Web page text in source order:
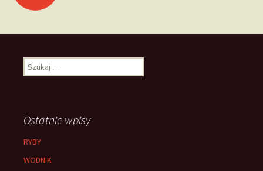
po
wpisach
Szukaj:
Ostatnie wpisy
RYBY
WODNIK